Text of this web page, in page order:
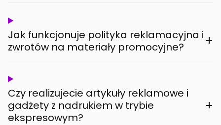
Jak funkcjonuje polityka reklamacyjna i
zwrotów na materiały promocyjne?
+
Czy realizujecie artykuły reklamowe i
gadżety z nadrukiem w trybie
ekspresowym?
+